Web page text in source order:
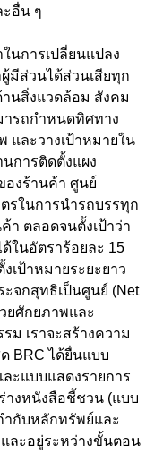
ะอื่น ๆ
นการเปลี่ยนแปลง
มีส่วนได้ส่วนเสียทุก
นสิ่งแวดล้อม สังคม
ารถกำหนดทิศทาง
และวางเป้าหมายใน
การติดตั้งแผง
งร้านค้า ศูนย์
รในการนำรถบรรทุก
า ตลอดจนตั้งเป้าว่า
ในอัตราร้อยละ 15
เป้าหมายระยะยาว
จกสุทธิเป็นศูนย์ (Net
ยศักยภาพและ
ม เราจะสร้างความ
BRC ได้ยื่นแบบ
ะแบบแสดงรายการ
างหนังสือชี้ชวน (แบบ
กับหลักทรัพย์และ
ละอยู่ระหว่างขั้นตอน